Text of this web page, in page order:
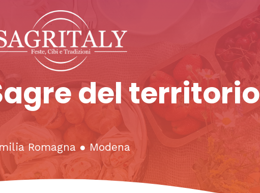
del territorio
Romagna ● Modena